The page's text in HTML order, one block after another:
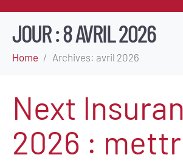
JOUR :8 AVRIL 2026
Home Archives: avril 2026
Next
2026 :